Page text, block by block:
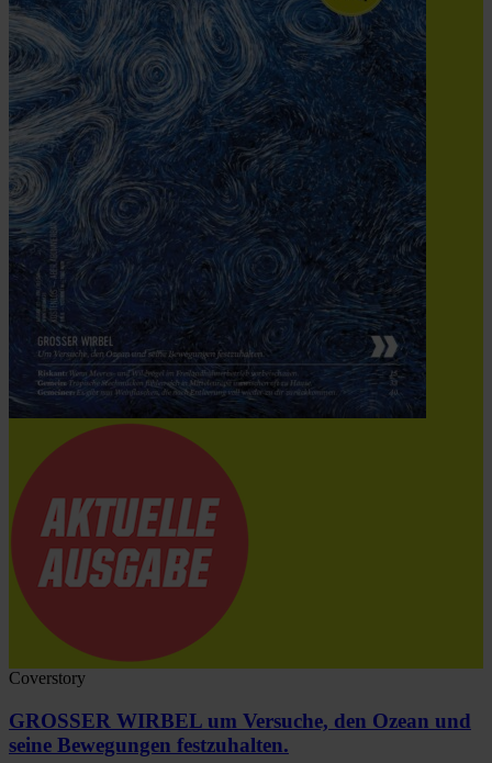
Coverstory
GROSSER WIRBEL um Versuche, den Ozean und
seine Bewegungen festzuhalten.